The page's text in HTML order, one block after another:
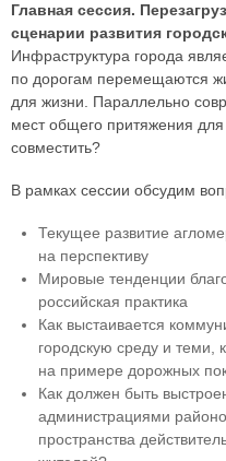
Главная сессия.
сценарии развития
Инфраструктура города
по дорогам перемещаются
для жизни. Параллельно
мест общего притяжения
совместить?
В рамках сессии обсудим
Текущее развитие
на перспективу
Мировые тенденции
российская практика
Как выстаивается
городскую среду и теми,
на примере дорожных
Как должен быть
администрациями
пространства